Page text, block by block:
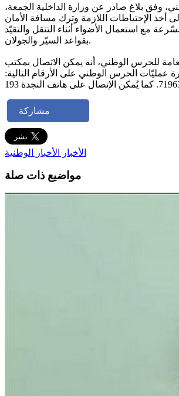
وفق بلاغ صادر عن وزارة الداخلية الجمعة،
أخذ الإحتياطات اللازمة وترك مسافة الأمان
مع استعمال الأضواء أثناء التنقل والتقيّد
بقواعد السيّر والجولان.
للحرس الوطني، أنه يمكن الاتصال بمكتب
عمليّات الحرس الوطني على الأرقام التالية:
مشاركة
الأخبار الأخبار الوطنية
مواضيع ذات صلة